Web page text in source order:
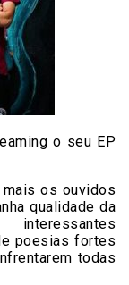
o seu EP
os ouvidos
qualidade da
poesias fortes
todas